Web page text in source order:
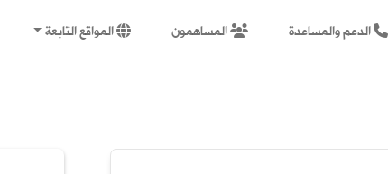
الدعم والمساعدة المساهمون المواقع التابعة